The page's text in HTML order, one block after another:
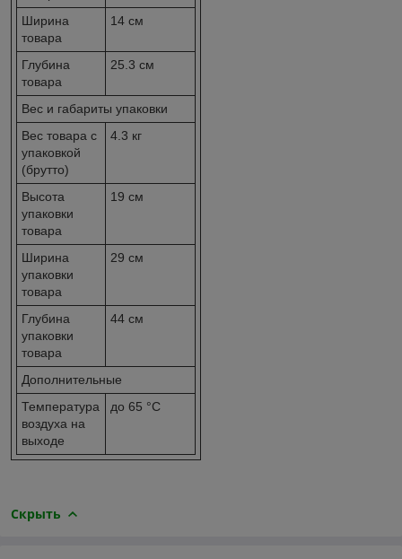
Ширина
товара
14 см
Глубина
товара
25.3 см
Вес и габариты упаковки
Вес товара с
упаковкой
(брутто)
4.3 кг
Высота
упаковки
товара
19 см
Ширина
упаковки
товара
29 см
Глубина
упаковки
товара
44 см
Дополнительные
Температура
воздуха на
выходе
до 65 °С
Скрыть